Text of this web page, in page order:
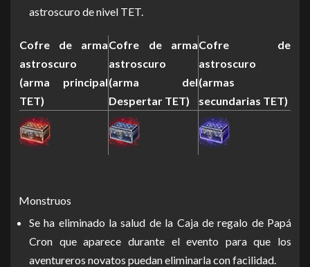
astroscuro de nivel TET.
Cofre de arma
astroscuro
(arma principal
TET)
Cofre de arma
astroscuro
(arma del
Despertar TET)
Cofre de
astroscuro
(armas
secundarias TET)
Monstruos
Se ha eliminado la salud de la Caja de regalo de Papá
Cron que aparece durante el evento para que los
aventureros novatos puedan eliminarla con facilidad.